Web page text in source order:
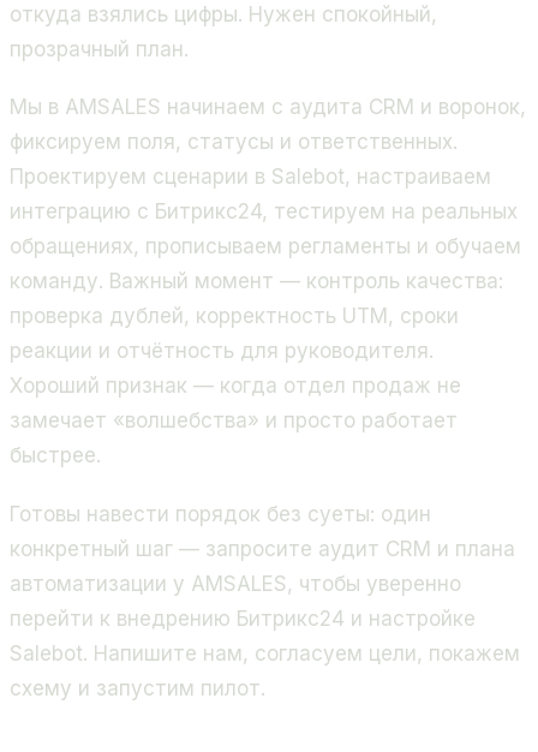
откуда взялись цифры. Нужен спокойный,
прозрачный план.
Мы в AMSALES начинаем с аудита CRM и воронок,
фиксируем поля, статусы и ответственных.
Проектируем сценарии в Salebot, настраиваем
интеграцию с Битрикс24, тестируем на реальных
обращениях, прописываем регламенты и обучаем
команду. Важный момент — контроль качества:
проверка дублей, корректность UTM, сроки
реакции и отчётность для руководителя.
Хороший признак — когда отдел продаж не
замечает «волшебства» и просто работает
быстрее.
Готовы навести порядок без суеты: один
конкретный шаг — запросите аудит CRM и плана
автоматизации у AMSALES, чтобы уверенно
перейти к внедрению Битрикс24 и настройке
Salebot. Напишите нам, согласуем цели, покажем
схему и запустим пилот.